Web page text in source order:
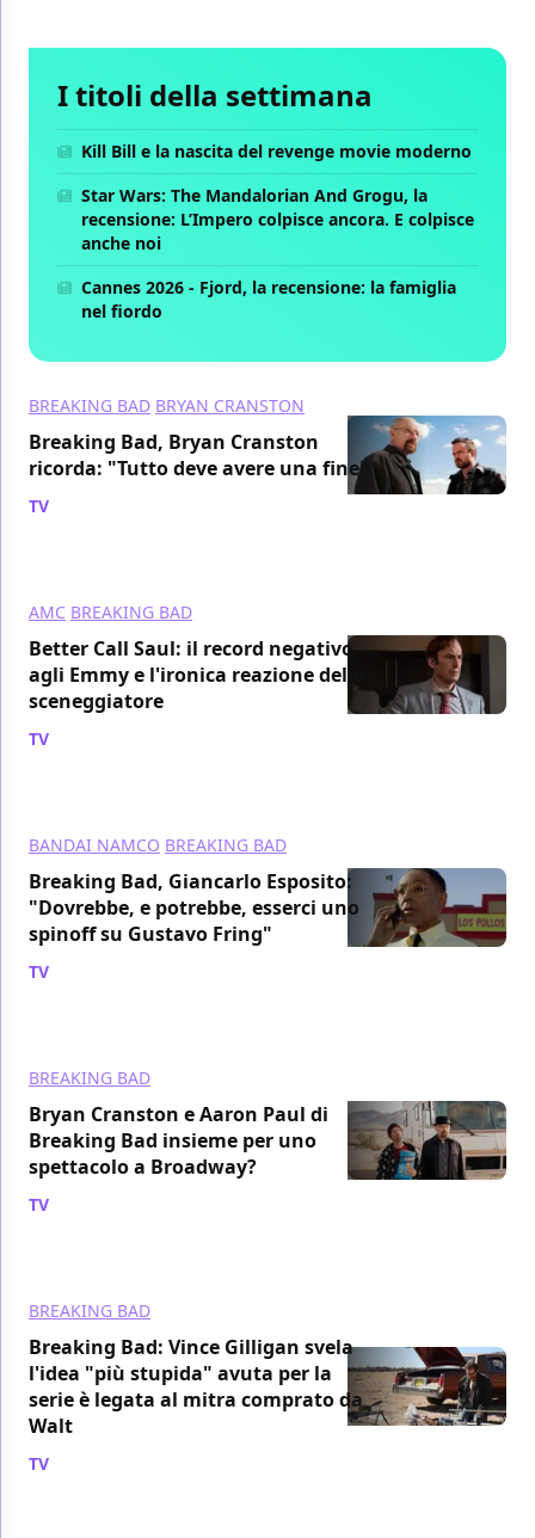
I titoli della settimana
Kill Bill e la nascita del revenge movie moderno
Star Wars: The Mandalorian And Grogu, la
recensione: L’Impero colpisce ancora. E colpisce
anche noi
Cannes 2026 - Fjord, la recensione: la famiglia
nel fiordo
BREAKING BAD BRYAN CRANSTON
Breaking Bad, Bryan Cranston
ricorda: "Tutto deve avere una fine"
TV
AMC BREAKING BAD
Better Call Saul: il record negativo
agli Emmy e l'ironica reazione dello
sceneggiatore
TV
BANDAI NAMCO BREAKING BAD
Breaking Bad, Giancarlo Esposito:
"Dovrebbe, e potrebbe, esserci uno
spinoff su Gustavo Fring"
TV
BREAKING BAD
Bryan Cranston e Aaron Paul di
Breaking Bad insieme per uno
spettacolo a Broadway?
TV
BREAKING BAD
Breaking Bad: Vince Gilligan svela
l'idea "più stupida" avuta per la
serie è legata al mitra comprato da
Walt
TV